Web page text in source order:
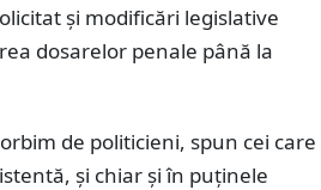
și modificări legislative
dosarelor penale până la
de politicieni, spun cei care
și chiar și în puținele